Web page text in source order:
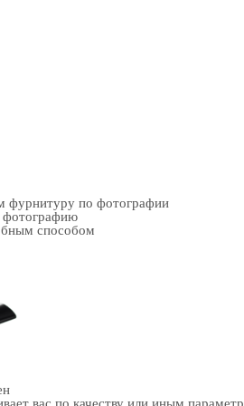
фурнитуру по фотографии
фотографию
способом